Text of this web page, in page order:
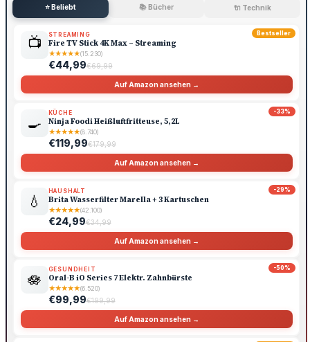
⭐ Beliebt 📚 Bücher 🔌 Technik
Bestseller
📺 STREAMING
Fire TV Stick 4K Max – Streaming
★★★★★(15.230)
€44,99€69,99
Auf Amazon ansehen →
-33%
🍳
KÜCHE
Ninja Foodi Heißluftfritteuse, 5,2L
★★★★★(8.740)
€119,99€179,99
Auf Amazon ansehen →
-29%
💧
HAUSHALT
Brita Wasserfilter Marella + 3 Kartuschen
★★★★★(42.100)
€24,99€34,99
Auf Amazon ansehen →
-50%
🪷
GESUNDHEIT
Oral-B iO Series 7 Elektr. Zahnbürste
★★★★★(6.520)
€99,99€199,99
Auf Amazon ansehen →